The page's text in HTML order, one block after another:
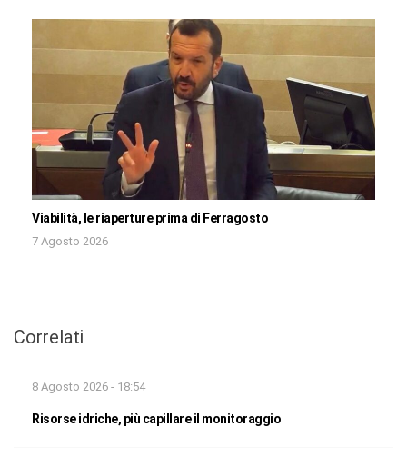
Viabilità, le riaperture prima di Ferragosto
7 Agosto 2026
Correlati
8 Agosto 2026 - 18:54
Risorse idriche, più capillare il monitoraggio